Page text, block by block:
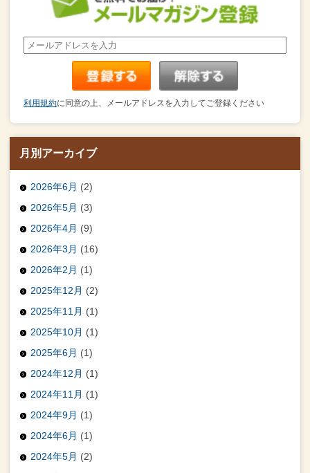
利用規約に同意の上、メールアドレスを入力してご登録ください
月別アーカイブ
2026年6月 (2)
2026年5月 (3)
2026年4月 (9)
2026年3月 (16)
2026年2月 (1)
2025年12月 (2)
2025年11月 (1)
2025年10月 (1)
2025年6月 (1)
2024年12月 (1)
2024年11月 (1)
2024年9月 (1)
2024年6月 (1)
2024年5月 (2)